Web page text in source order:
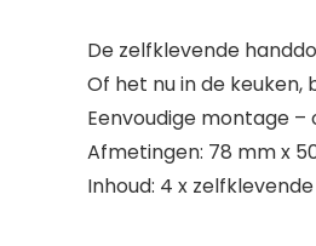
De zelfklevende
Of het nu in de keuken,
Eenvoudige montage
Afmetingen: 78 mm x
Inhoud: 4 x